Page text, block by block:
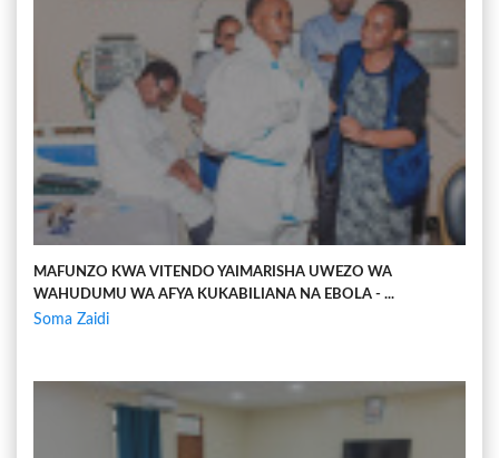
MAFUNZO KWA VITENDO YAIMARISHA UWEZO WA
WAHUDUMU WA AFYA KUKABILIANA NA EBOLA - ...
Soma Zaidi